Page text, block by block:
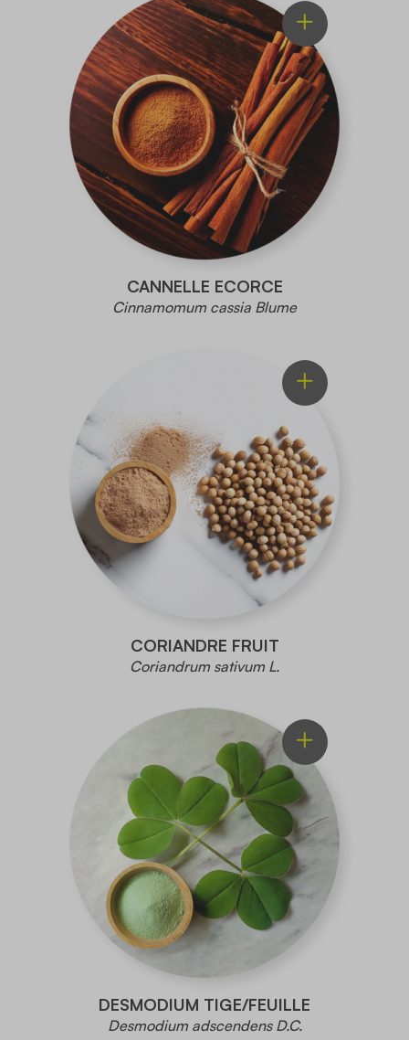
CANNELLE ECORCE
Cinnamomum cassia Blume
CORIANDRE FRUIT
Coriandrum sativum L.
DESMODIUM TIGE/FEUILLE
Desmodium adscendens D.C.